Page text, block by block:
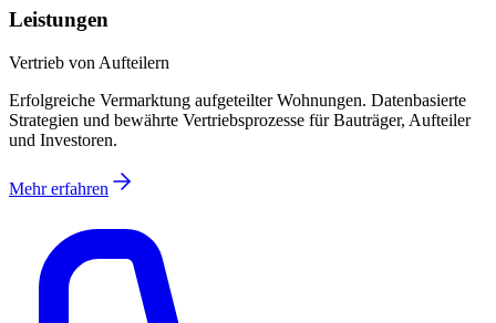
Leistungen
Vertrieb von Aufteilern
Erfolgreiche Vermarktung aufgeteilter Wohnungen. Datenbasierte
Strategien und bewährte Vertriebsprozesse für Bauträger, Aufteiler
und Investoren.
Mehr erfahren